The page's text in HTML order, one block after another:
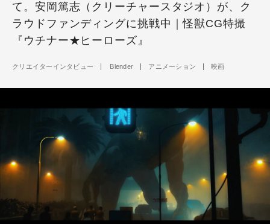
て。安岡篤志（クリーチャースタジオ）が、ク
ラウドファンディングに挑戦中｜怪獣CG特撮
『ウチナー★ヒーローズ』
クリエイターインタビュー Blender アニメーション 映画